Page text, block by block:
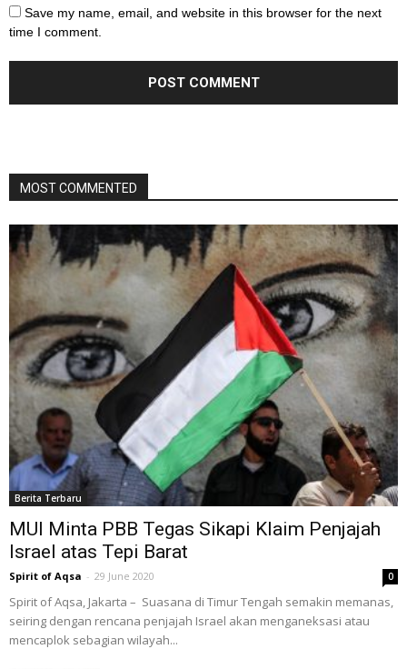
Save my name, email, and website in this browser for the next
time I comment.
MOST COMMENTED
Berita Terbaru
MUI Minta PBB Tegas Sikapi Klaim Penjajah
Israel atas Tepi Barat
Spirit of Aqsa - 29 June 2020 0
Spirit of Aqsa, Jakarta – Suasana di Timur Tengah semakin memanas,
seiring dengan rencana penjajah Israel akan menganeksasi atau
mencaplok sebagian wilayah...